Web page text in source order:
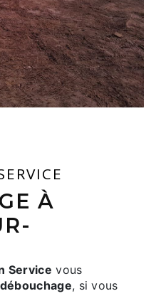
Service vous
débouchage, si vous